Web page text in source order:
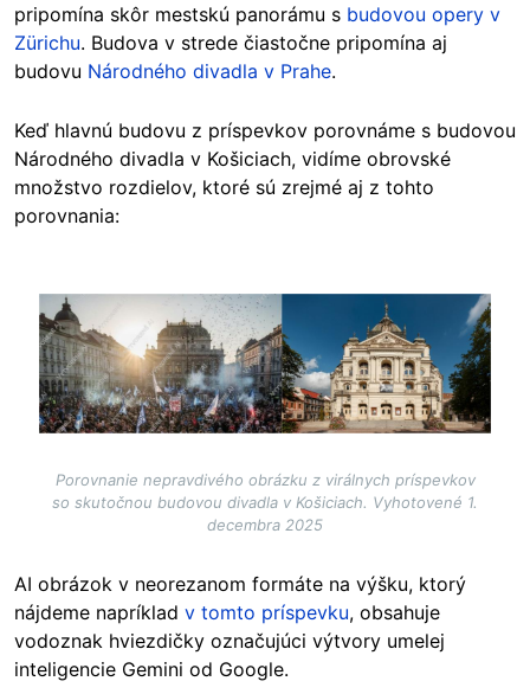
pripomína skôr mestskú panorámu s budovou opery v
Zürichu. Budova v strede čiastočne pripomína aj
budovu Národného divadla v Prahe.
Keď hlavnú budovu z príspevkov porovnáme s budovou
Národného divadla v Košiciach, vidíme obrovské
množstvo rozdielov, ktoré sú zrejmé aj z tohto
porovnania:
Image
Porovnanie nepravdivého obrázku z virálnych príspevkov
so skutočnou budovou divadla v Košiciach. Vyhotovené 1.
decembra 2025
AI obrázok v neorezanom formáte na výšku, ktorý
nájdeme napríklad v tomto príspevku, obsahuje
vodoznak hviezdičky označujúci výtvory umelej
inteligencie Gemini od Google.